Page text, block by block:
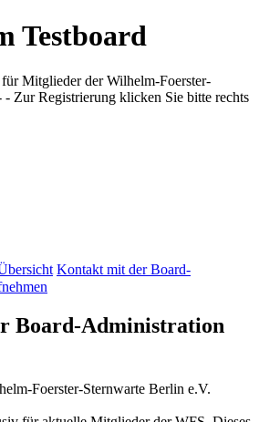
Testboard
Mitglieder der Wilhelm-Foerster-
Zur Registrierung klicken Sie bitte rechts
Kontakt mit der Board-
Board-Administration
Foerster-Sternwarte Berlin e.V.